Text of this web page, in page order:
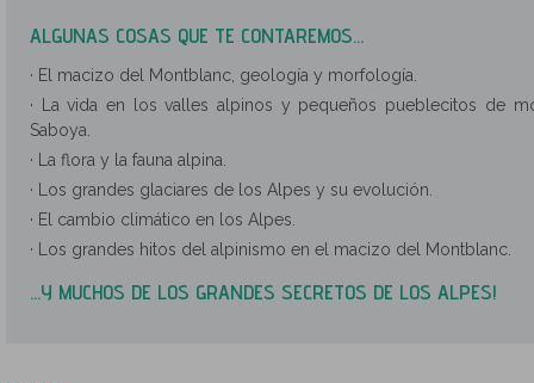
ALGUNAS COSAS QUE TE CONTAREMOS...
· El macizo del Montblanc, geología y morfología.
· La vida en los valles alpinos y pequeños pueblecitos de
Saboya.
· La flora y la fauna alpina.
· Los grandes glaciares de los Alpes y su evolución.
· El cambio climático en los Alpes.
· Los grandes hitos del alpinismo en el macizo del Montblanc.
...Y MUCHOS DE LOS GRANDES SECRETOS DE LOS ALPES!